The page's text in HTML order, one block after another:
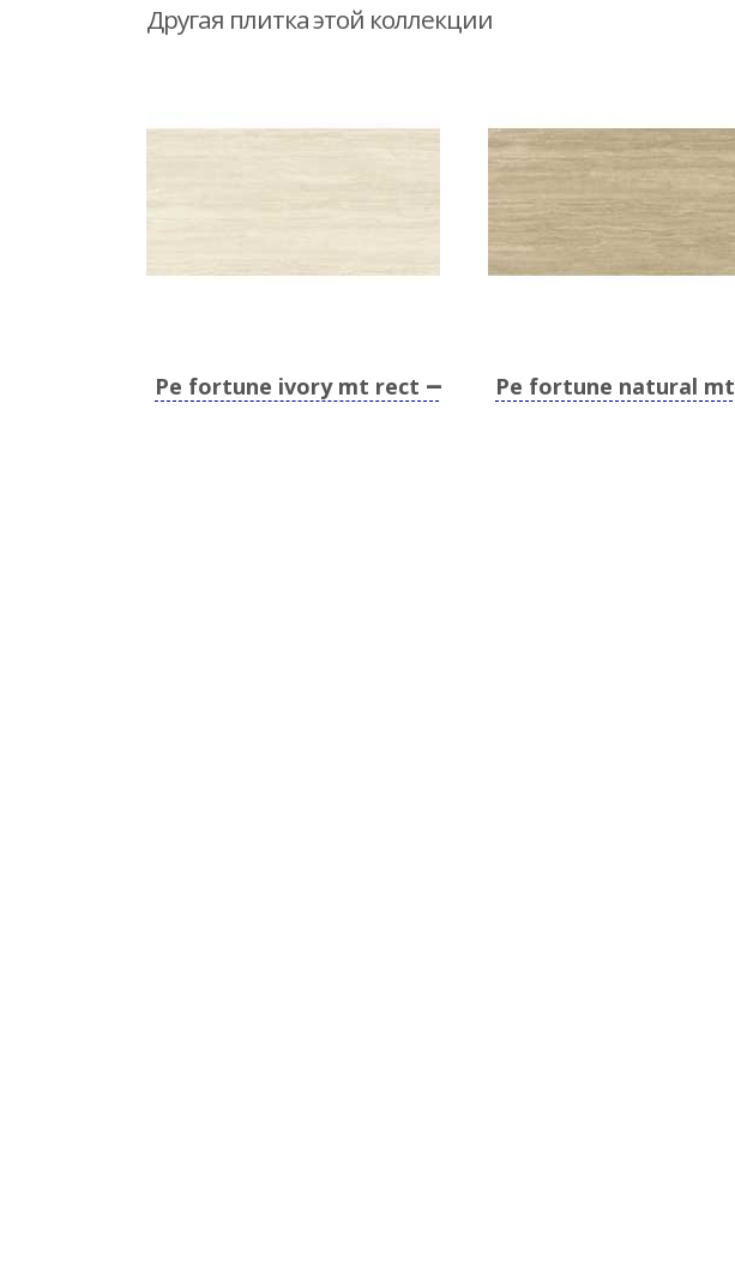
Другая плитка этой коллекции
Pe fortune ivory mt rect Pe fortune natural